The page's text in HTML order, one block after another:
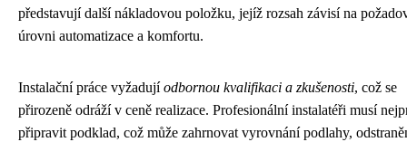
představují další nákladovou položku, jejíž rozsah závisí na
úrovni automatizace a komfortu.
Instalační práce vyžadujíodbornou kvalifikaci a zkušenosti, což se
přirozeně odráží v ceně realizace. Profesionální instalatéři musí
připravit podklad, což může zahrnovat vyrovnání podlahy,